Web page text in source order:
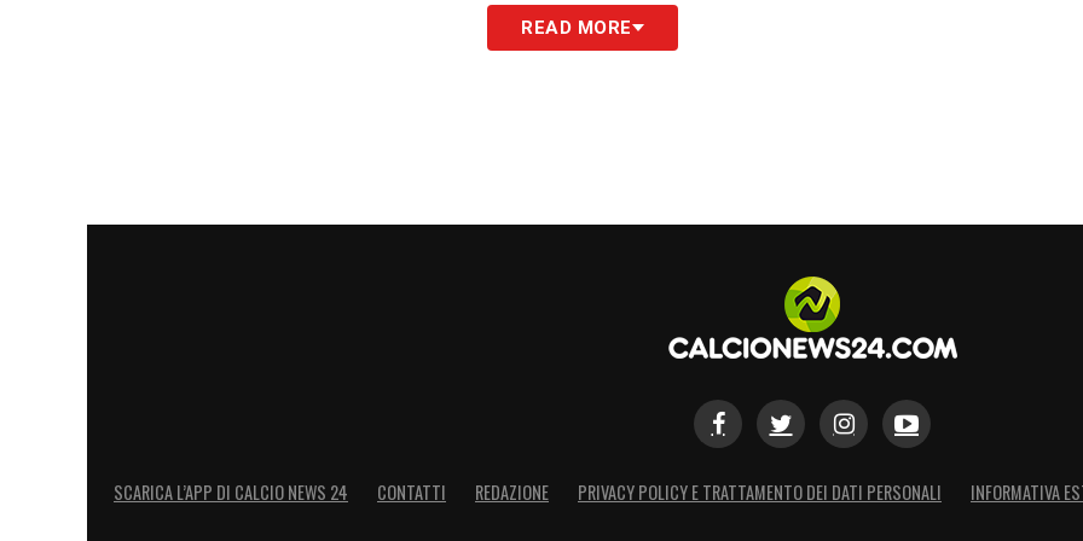
Mancini al derby? Non so a cosa possa portare questo atteggiamento, sicuramente è
READ MORE
SCARICA L’APP DI CALCIO NEWS 24 CONTATTI REDAZIONE PRIVACY POLICY E TRATTAMENTO DEI DATI PERSONALI INFORMATIVA